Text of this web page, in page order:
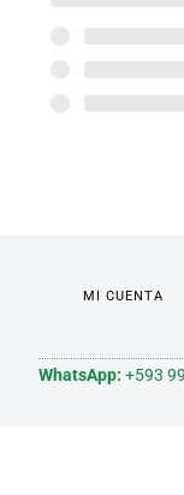
MI CUENTA
WhatsApp: +593